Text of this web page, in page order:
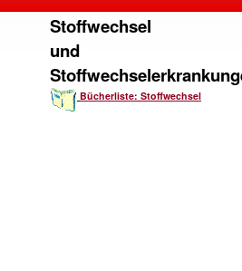
Stoffwechsel
und
Bücherliste: Stoffwechsel